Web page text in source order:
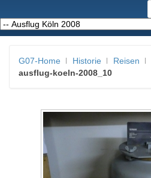
G07-Home Historie Reisen
ausflug-koeln-2008_10